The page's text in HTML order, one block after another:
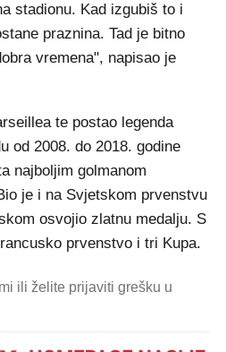
stadionu. Kad izgubiš to i
praznina. Tad je bitno
vremena", napisao je
te postao legenda
od 2008. do 2018. godine
najboljim golmanom
je i na Svjetskom prvenstvu
osvojio zlatnu medalju. S
prvenstvo i tri Kupa.
ili želite prijaviti grešku u